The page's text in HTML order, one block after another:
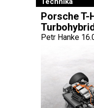
Porsche T-
Turbohybrid
Petr Hanke